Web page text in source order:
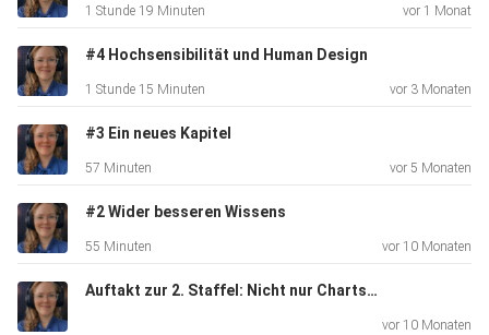
1 Stunde 19 Minuten vor 1 Monat
#4 Hochsensibilität und Human Design
1 Stunde 15 Minuten vor 3 Monaten
#3 Ein neues Kapitel
57 Minuten vor 5 Monaten
#2 Wider besseren Wissens
55 Minuten vor 10 Monaten
Auftakt zur 2. Staffel: Nicht nur Charts: Warum Human Design jetzt größer wird
vor 10 Monaten